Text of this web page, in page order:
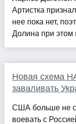
Артистка
нее пока нет,
Долина при этом
Новая схема
заваливать
США больше не
воевать с